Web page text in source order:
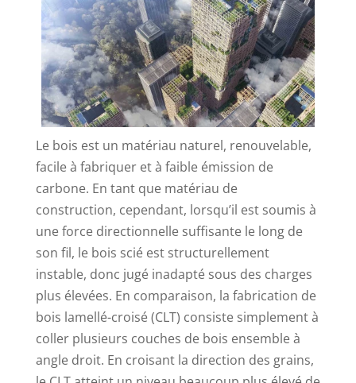
Le bois est un matériau naturel, renouvelable,
facile à fabriquer et à faible émission de
carbone. En tant que matériau de
construction, cependant, lorsqu’il est soumis à
une force directionnelle suffisante le long de
son fil, le bois scié est structurellement
instable, donc jugé inadapté sous des charges
plus élevées. En comparaison, la fabrication de
bois lamellé-croisé (CLT) consiste simplement à
coller plusieurs couches de bois ensemble à
angle droit. En croisant la direction des grains,